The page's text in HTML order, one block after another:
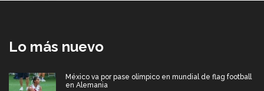
Lo más nuevo
México va por pase olímpico en mundial de flag football
en Alemania